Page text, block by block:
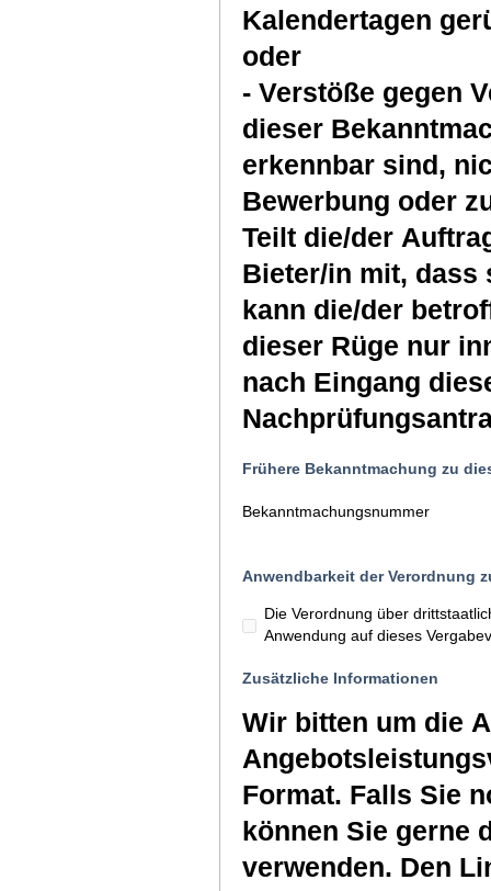
Kalendertagen
oder
- Verstöße gegen
dieser
erkennbar sind,
Bewerbung oder
Teilt die/der
Bieter/in mit, dass
kann die/der
dieser Rüge nur
nach Eingang
Frühere Bekanntmachung zu
Bekanntmachungsnummer
Anwendbarkeit der Verordnung
Die Verordnung über
Anwendung auf dieses
Zusätzliche Informationen
Wir bitten um die
Format. Falls Sie
können Sie gerne
verwenden. Den